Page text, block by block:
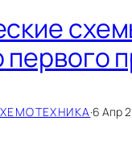
первого
·6 Апр